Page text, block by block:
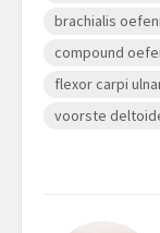
brachialis
compound
flexor carpi
voorste